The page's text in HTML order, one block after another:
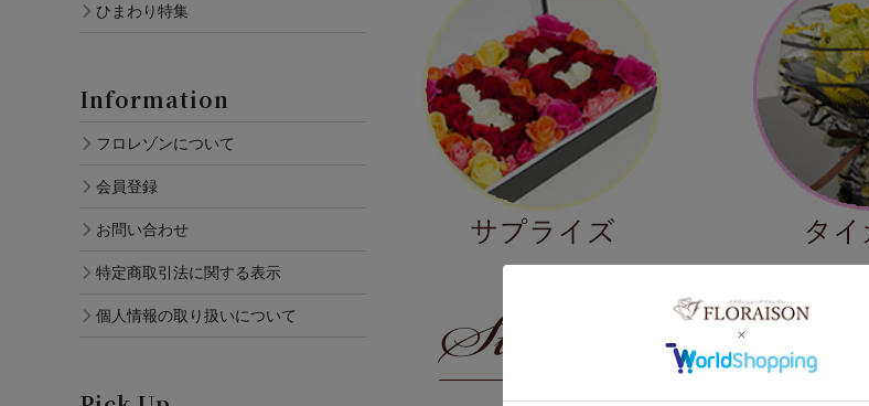
ひまわり特集
Information
フロレゾンについて
会員登録
お問い合わせ
特定商取引法に関する表示
個人情報の取り扱いについて